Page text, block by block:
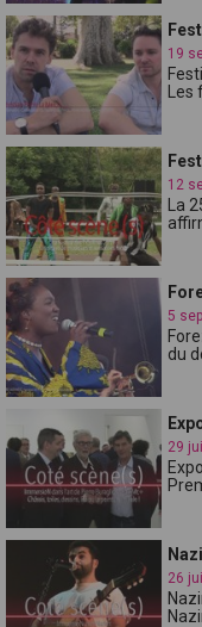
19
12
La
5
du
29
26